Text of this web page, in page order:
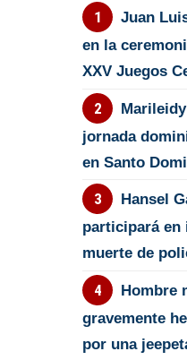
Juan
en la
XXV Juegos
jornada
en Santo
Hansel
participará en
muerte de
Hombre
gravemente
por una